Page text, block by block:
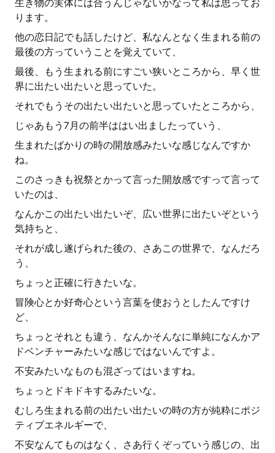
生き物の実体には合うんじゃないかなって私は思ってお
ります。
他の恋日記でも話したけど、私なんとなく生まれる前の
最後の方っていうことを覚えていて、
最後、もう生まれる前にすごい狭いところから、早く世
界に出たい出たいと思っていた。
それでもうその出たい出たいと思っていたところから、
じゃあもう7月の前半ははい出ましたっていう、
生まれたばかりの時の開放感みたいな感じなんですか
ね。
このさっきも祝祭とかって言った開放感ですって言って
いたのは、
なんかこの出たい出たいぞ、広い世界に出たいぞという
気持ちと、
それが成し遂げられた後の、さあこの世界で、なんだろ
う、
ちょっと正確に行きたいな。
冒険心とか好奇心という言葉を使おうとしたんですけ
ど、
ちょっとそれとも違う、なんかそんなに単純になんかア
ドベンチャーみたいな感じではないんですよ。
不安みたいなものも混ざってはいますね。
ちょっとドキドキするみたいな。
むしろ生まれる前の出たい出たいの時の方が純粋にポジ
ティブエネルギーで、
不安なんてものはなく、さあ行くぞっていう感じの、出